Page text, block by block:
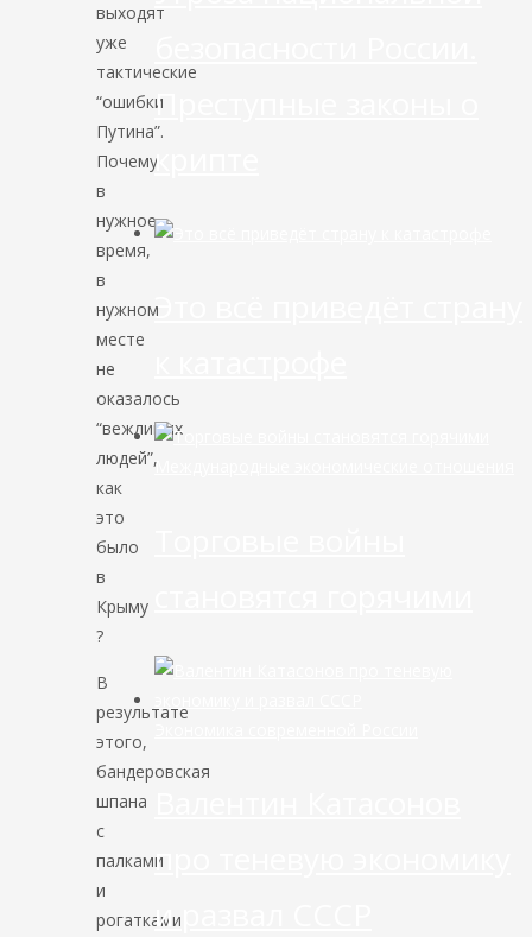
выходят
уже
тактические
“ошибки
Путина”.
Почему
в
нужное
время,
в
нужном
месте
не
оказалось
“вежливых
людей”,
как
это
было
в
Крыму
?
В
результате
этого,
бандеровская
шпана
с
палками
и
рогатками
Преступные законы о
крипте
Это всё приведёт страну
Международные экономические отношения
про теневую экономику
и развал СССР